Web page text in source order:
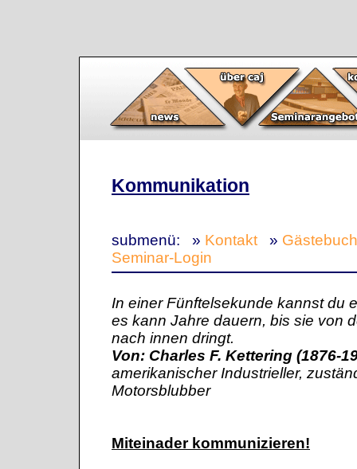
Kommunikation
submenü: » Kontakt » Gästebuch
Seminar-Login
In einer Fünftelsekunde kannst du
es kann Jahre dauern, bis sie von
nach innen dringt.
Von: Charles F. Kettering (1876-
amerikanischer Industrieller,
Motorsblubber
Miteinader kommunizieren!